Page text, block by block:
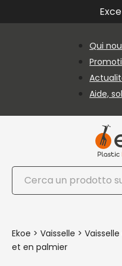
Passer au contenu
Passer au pied de page
Qui
Aide,
Rechercher
Ekoe > Vaisselle >
et en palmier